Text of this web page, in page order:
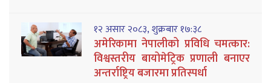
१२ असार २०८३, शुक्रबार १७:३८
अमेरिकामा नेपालीको प्रविधि चमत्कार:
विश्वस्तरीय बायोमेट्रिक प्रणाली बनाएर
अन्तर्राष्ट्रिय बजारमा प्रतिस्पर्धा